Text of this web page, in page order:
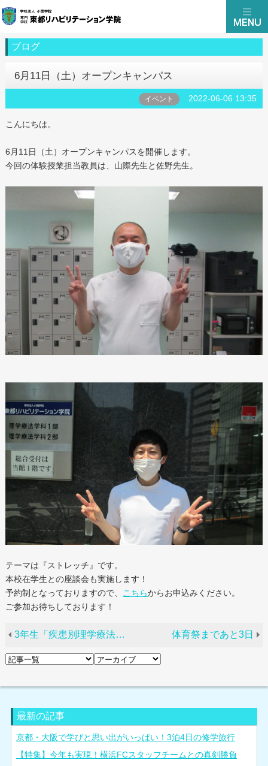
ブログ
6月11日（土）オープンキャンパス
イベント 2022-06-06 13:35
こんにちは。
6月11日（土）オープンキャンパスを開催します。
今回の体験授業担当教員は、山際先生と佐野先生。
テーマは『ストレッチ』です。
本校在学生との座談会も実施します！
予約制となっておりますので、
こちらからお申込みください。
ご参加お待ちしております！
3年生「疾患別理学療法Ⅺ」担当、多米先生にインタビュー！ 体育祭まであと3日
最新の記事
京都・大阪で学びと思い出がいっぱい！3泊4日の修学旅行
【特集】今年も実現！横浜FCスタッフチームとの真剣勝負